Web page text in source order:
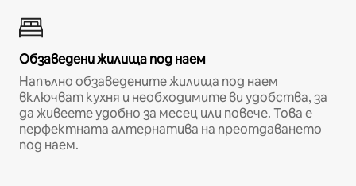
Обзаведени жилища под наем
Напълно обзаведените жилища под наем
включват кухня и необходимите ви удобства, за
да живеете удобно за месец или повече. Това е
перфектната алтернатива на преотдаването
под наем.